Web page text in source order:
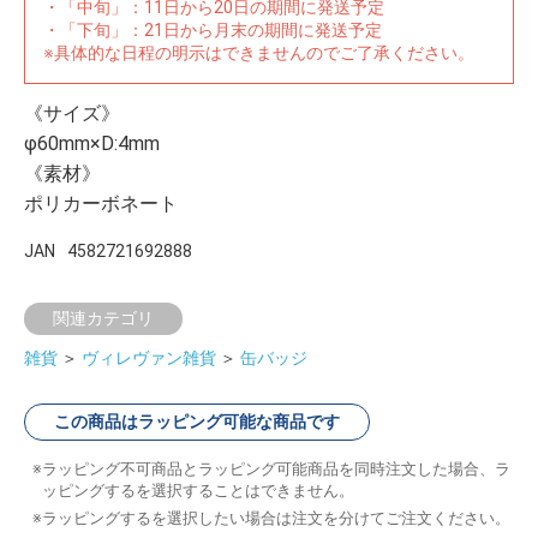
・「中旬」：11日から20日の期間に発送予定
・「下旬」：21日から月末の期間に発送予定
※具体的な日程の明示はできませんのでご了承ください。
《サイズ》
φ60mm×D:4mm
《素材》
ポリカーボネート
JAN 4582721692888
関連カテゴリ
雑貨 ＞ ヴィレヴァン雑貨 ＞ 缶バッジ
この商品はラッピング可能な商品です
ラッピング不可商品とラッピング可能商品を同時注文した場合、ラ
ッピングするを選択することはできません。
ラッピングするを選択したい場合は注文を分けてご注文ください。